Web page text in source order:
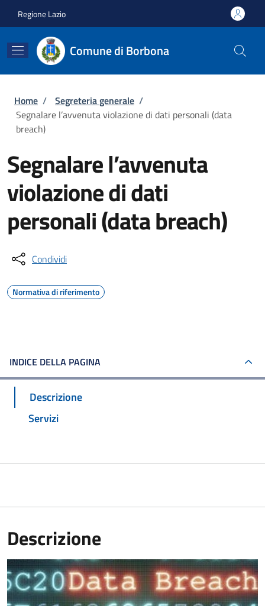
Regione Lazio
Comune di Borbona
Briciole di pane
Home / Segreteria generale /
Segnalare l’avvenuta violazione di dati personali (data
breach)
Segnalare l’avvenuta
violazione di dati
personali (data breach)
Condividi
Normativa di riferimento
INDICE DELLA PAGINA
Descrizione
Servizi
Descrizione